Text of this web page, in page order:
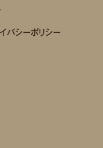
バシーポリシー